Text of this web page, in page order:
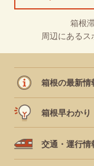
箱根
周辺にあるス
箱根の最新情
箱根早わかり
交通・運行情